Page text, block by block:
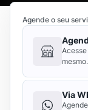
Agende o seu
mesmo.
Via